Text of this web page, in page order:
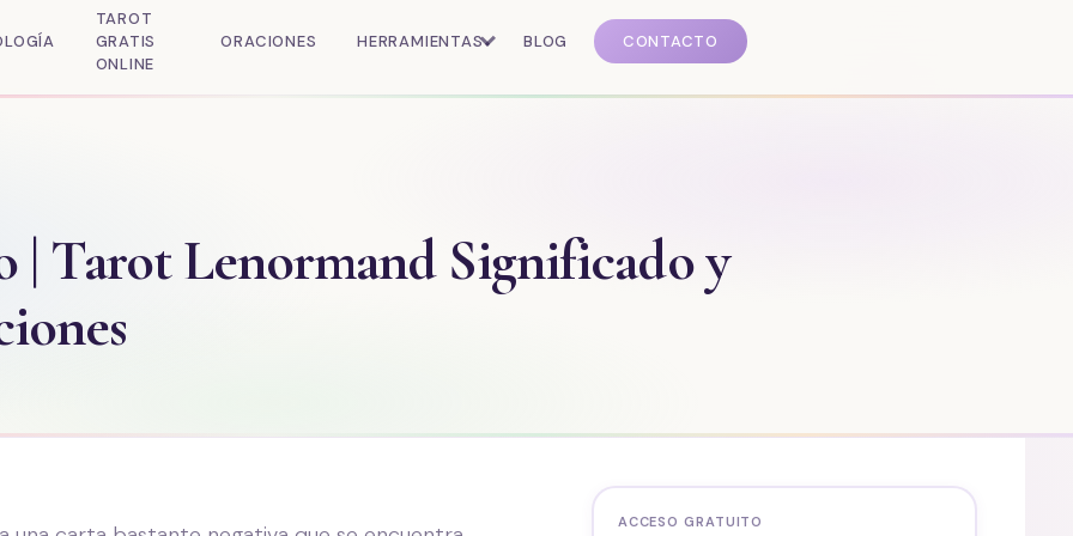
TAROT
GRATIS
ONLINE
ORACIONES HERRAMIENTAS BLOG CONTACTO
| Tarot Lenormand Significado y
ACCESO GRATUITO